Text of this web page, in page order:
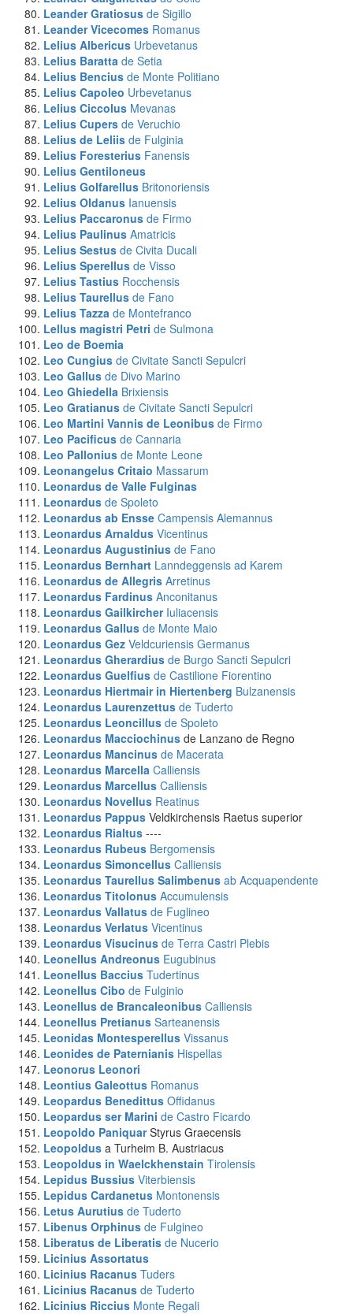
Leander Gratiosus de Sigillo
Leander Vicecomes Romanus
Lelius Albericus Urbevetanus
Lelius Baratta de Setia
Lelius Bencius de Monte Politiano
Lelius Capoleo Urbevetanus
Lelius Ciccolus Mevanas
Lelius Cupers de Veruchio
Lelius de Leliis de Fulginia
Lelius Foresterius Fanensis
Lelius Gentiloneus
Lelius Golfarellus Britonoriensis
Lelius Oldanus Ianuensis
Lelius Paccaronus de Firmo
Lelius Paulinus Amatricis
Lelius Sestus de Civita Ducali
Lelius Sperellus de Visso
Lelius Tastius Rocchensis
Lelius Taurellus de Fano
Lelius Tazza de Montefranco
Lellus magistri Petri de Sulmona
Leo de Boemia
Leo Cungius de Civitate Sancti Sepulcri
Leo Gallus de Divo Marino
Leo Ghiedella Brixiensis
Leo Gratianus de Civitate Sancti Sepulcri
Leo Martini Vannis de Leonibus de Firmo
Leo Pacificus de Cannaria
Leo Pallonius de Monte Leone
Leonangelus Critaio Massarum
Leonardus de Valle Fulginas
Leonardus de Spoleto
Leonardus ab Ensse Campensis Alemannus
Leonardus Arnaldus Vicentinus
Leonardus Augustinius de Fano
Leonardus Bernhart Lanndeggensis ad Karem
Leonardus de Allegris Arretinus
Leonardus Fardinus Anconitanus
Leonardus Gailkircher Iuliacensis
Leonardus Gallus de Monte Maio
Leonardus Gez Veldcuriensis Germanus
Leonardus Gherardius de Burgo Sancti Sepulcri
Leonardus Guelfius de Castilione Fiorentino
Leonardus Hiertmair in Hiertenberg Bulzanensis
Leonardus Laurenzettus de Tuderto
Leonardus Leoncillus de Spoleto
Leonardus Macciochinus de Lanzano de Regno
Leonardus Mancinus de Macerata
Leonardus Marcella Calliensis
Leonardus Marcellus Calliensis
Leonardus Novellus Reatinus
Leonardus Pappus Veldkirchensis Raetus superior
Leonardus Rialtus ----
Leonardus Rubeus Bergomensis
Leonardus Simoncellus Calliensis
Leonardus Taurellus Salimbenus ab Acquapendente
Leonardus Titolonus Accumulensis
Leonardus Vallatus de Fuglineo
Leonardus Verlatus Vicentinus
Leonardus Visucinus de Terra Castri Plebis
Leonellus Andreonus Eugubinus
Leonellus Baccius Tudertinus
Leonellus Cibo de Fulginio
Leonellus de Brancaleonibus Calliensis
Leonellus Pretianus Sarteanensis
Leonidas Montesperellus Vissanus
Leonides de Paternianis Hispellas
Leonorus Leonori
Leontius Galeottus Romanus
Leopardus Benedittus Offidanus
Leopardus ser Marini de Castro Ficardo
Leopoldo PaniquarStyrus Graecensis
Leopoldus a Turheim B. Austriacus
Leopoldus in Waelckhenstain Tirolensis
Lepidus Bussius Viterbiensis
Lepidus Cardanetus Montonensis
Letus Aurutius de Tuderto
Libenus Orphinus de Fulgineo
Liberatus de Liberatis de Nucerio
Licinius Assortatus
Licinius Racanus Tuders
Licinius Racanus de Tuderto
Licinius Riccius Monte Regali